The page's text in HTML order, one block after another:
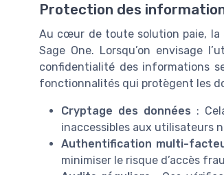
Protection des
Au cœur de toute solution paie, la
Sage One. Lorsqu’on envisage
confidentialité des informations
fonctionnalités qui protègent les
Cryptage des données :
inaccessibles aux utilisateurs
Authentification multi-
minimiser le risque d’accès